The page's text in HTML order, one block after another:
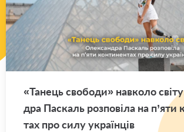
«Та­нець сво­бо­ди» нав­ко­ло
дра Па­скаль роз­по­ві­ла на
тах про силу укра­їн­ців